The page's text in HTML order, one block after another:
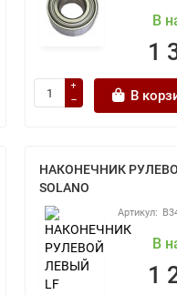
В
1
В
НАКОНЕЧНИК
SOLANO
В
1